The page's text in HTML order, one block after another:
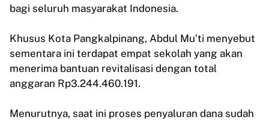
bagi seluruh masyarakat Indonesia.
Khusus Kota Pangkalpinang, Abdul Mu’ti menyebut
sementara ini terdapat empat sekolah yang akan
menerima bantuan revitalisasi dengan total
anggaran Rp3.244.460.191.
Menurutnya, saat ini proses penyaluran dana sudah